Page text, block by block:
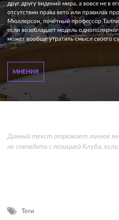
друг другу видений мира, а вовсе не в
отсутствии права вето или правилах
Мюллерсон, почётный профессор
если возобладает модель
может вообще утратить смысл своего
МНЕНИЯ
Данный текст отражает личное
не совпадать с позицией Клуба, если
Теги